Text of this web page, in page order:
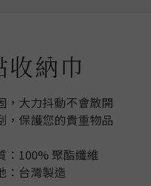
收納巾
，大力抖動不會散開
，保護您的貴重物品
：100% 聚酯纖維
：台灣製造